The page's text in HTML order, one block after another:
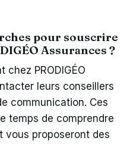
pour souscrire
Assurances ?
chez PRODIGÉO
leurs conseillers
communication. Ces
temps de comprendre
vous proposeront des